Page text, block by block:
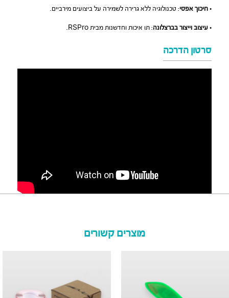
• חיכוך אפסי: טכנולוגיה ללא גרירה לשמירה על ביצועים מירביים.
• עיצוב וייצור בברצלונה: תו איכות וחדשנות מבית RSPro.
סרטון הדרכה
מוצרים קשורים